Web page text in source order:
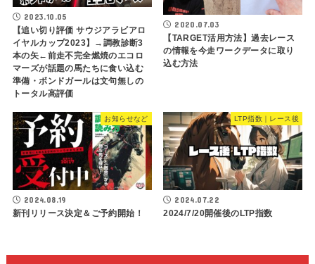
2023.10.05
【追い切り評価 サウジアラビアロ
イヤルカップ2023】→調教診断3
本の矢←前走不完全燃焼のエコロ
マーズが話題の馬たちに食い込む
準備・ボンドガールは文句無しの
トータル高評価
2020.07.03
【TARGET活用方法】過去レース
の情報を今走ワークデータに取り
込む方法
お知らせなど
2024.08.19
新刊リリース決定＆ご予約開始！
LTP指数｜レース後
2024.07.22
2024/7/20開催後のLTP指数